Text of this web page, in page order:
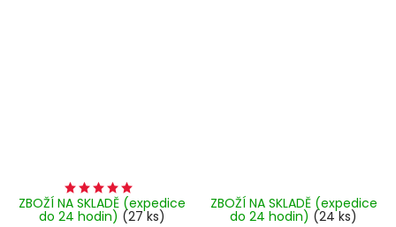
ZBOŽÍ NA SKLADĚ (expedice
do 24 hodin) (27 ks)
ZBOŽÍ NA SKLADĚ (expedice
do 24 hodin) (24 ks)